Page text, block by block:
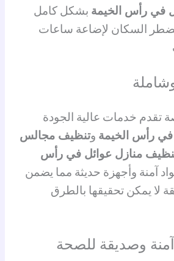
في رأس الخيمة بشكل كامل
السكان لإضاعة ساعات
تقدم خدمات عالية الجودة
رأس الخيمة وتنظيف مجالس
منازل عوائل في رأس
آمنة وأجهزة حديثة مما يضمن
لا يمكن تحقيقها بالطرق
وصديقة للصحة